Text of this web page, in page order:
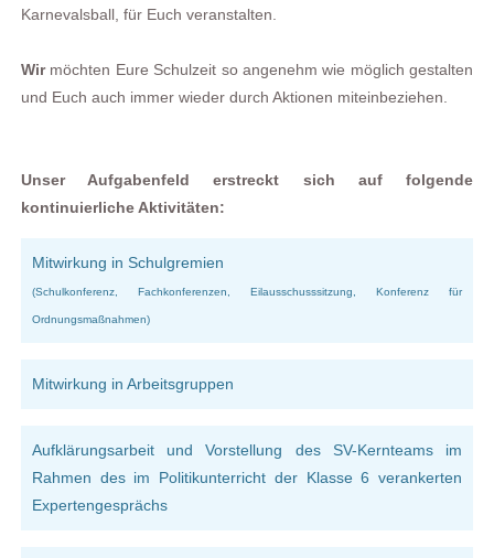
Karnevalsball, für Euch veranstalten.
Wirmöchten Eure Schulzeit so angenehm wie möglich gestalten
und Euch auch immer wieder durch Aktionen miteinbeziehen.
Unser Aufgabenfeld erstreckt sich auf folgende
kontinuierliche Aktivitäten:
Mitwirkung in Schulgremien
(Schulkonferenz, Fachkonferenzen, Eilausschusssitzung, Konferenz für
Ordnungsmaßnahmen)
Mitwirkung in Arbeitsgruppen
Aufklärungsarbeit und Vorstellung des SV-Kernteams im
Rahmen des im Politikunterricht der Klasse 6 verankerten
Expertengesprächs